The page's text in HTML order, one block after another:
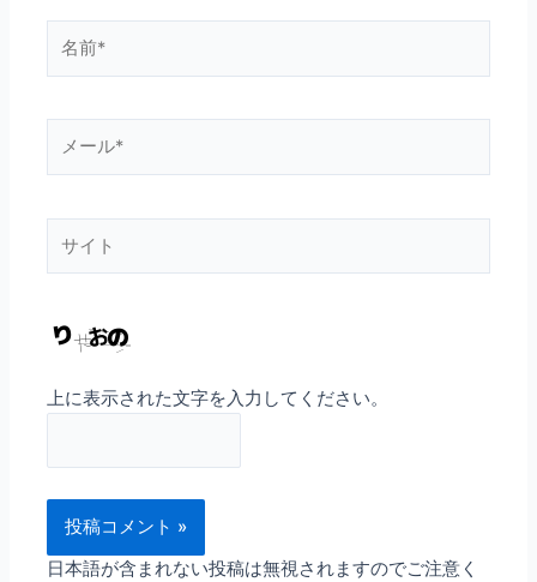
前
ー
*
上に表示された文字を入力してください。
日本語が含まれない投稿は無視されますのでご注意く